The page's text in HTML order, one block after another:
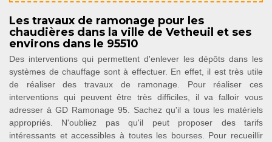
Les travaux de ramonage pour les
chaudières dans la ville de Vetheuil et ses
environs dans le 95510
Des interventions qui permettent d'enlever les dépôts dans les
systèmes de chauffage sont à effectuer. En effet, il est très utile
de réaliser des travaux de ramonage. Pour réaliser ces
interventions qui peuvent être très difficiles, il va falloir vous
adresser à GD Ramonage 95. Sachez qu'il a tous les matériels
appropriés. N'oubliez pas qu'il peut proposer des tarifs
intéressants et accessibles à toutes les bourses. Pour recueillir